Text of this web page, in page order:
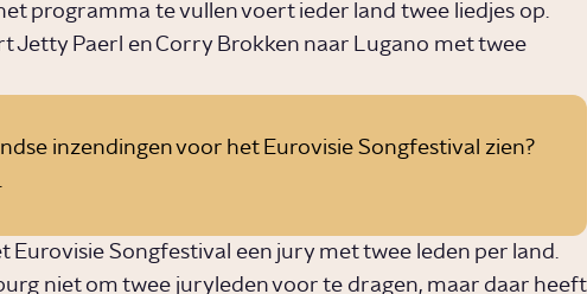
programma te vullen voert ieder land twee liedjes op.
Jetty Paerl en Corry Brokken naar Lugano met twee
inzendingen voor het Eurovisie Songfestival zien?
Eurovisie Songfestival een jury met twee leden per land.
niet om twee juryleden voor te dragen, maar daar heeft